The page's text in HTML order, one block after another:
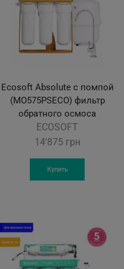
Ecosoft Absolute с помпой
(MO575PSECO) фильтр
обратного осмоса
ECOSOFT
14'875 грн
Купить